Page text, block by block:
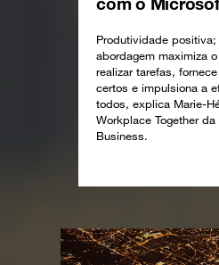
Produtividade
abordagem maximiza
realizar tarefas,
certos e impulsiona a
todos, explica Marie-
Workplace Together da
Business.